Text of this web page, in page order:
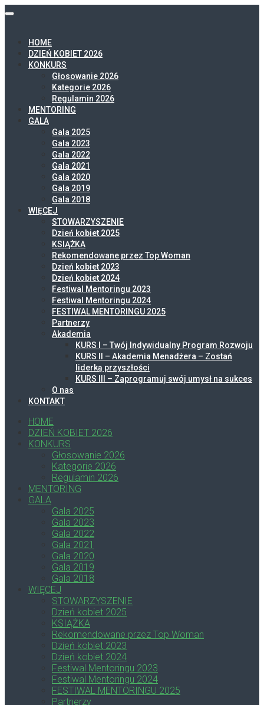
HOME
DZIEŃ KOBIET 2026
KONKURS
Głosowanie 2026
Kategorie 2026
Regulamin 2026
MENTORING
GALA
Gala 2025
Gala 2023
Gala 2022
Gala 2021
Gala 2020
Gala 2019
Gala 2018
WIĘCEJ
STOWARZYSZENIE
Dzień kobiet 2025
KSIĄŻKA
Rekomendowane przez Top Woman
Dzień kobiet 2023
Dzień kobiet 2024
Festiwal Mentoringu 2023
Festiwal Mentoringu 2024
FESTIWAL MENTORINGU 2025
Partnerzy
Akademia
KURS I – Twój Indywidualny Program Rozwoju
KURS II – Akademia Menadżera – Zostań
liderką przyszłości
KURS III – Zaprogramuj swój umysł na sukces
O nas
KONTAKT
HOME
DZIEŃ KOBIET 2026
KONKURS
Głosowanie 2026
Kategorie 2026
Regulamin 2026
MENTORING
GALA
Gala 2025
Gala 2023
Gala 2022
Gala 2021
Gala 2020
Gala 2019
Gala 2018
WIĘCEJ
STOWARZYSZENIE
Dzień kobiet 2025
KSIĄŻKA
Rekomendowane przez Top Woman
Dzień kobiet 2023
Dzień kobiet 2024
Festiwal Mentoringu 2023
Festiwal Mentoringu 2024
FESTIWAL MENTORINGU 2025
Partnerzy